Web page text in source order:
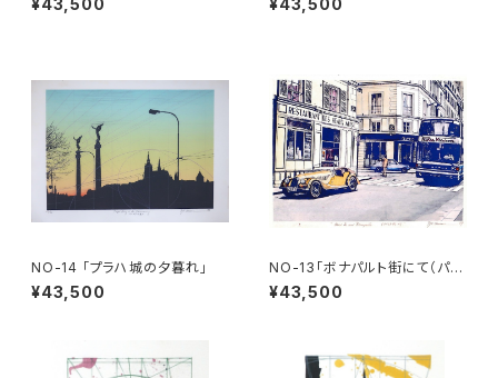
¥43,500 ¥43,500
NO-14 「プラハ城の夕暮れ」
¥43,500
NO-13「ボナパルト街にて（パ
リ）」
¥43,500